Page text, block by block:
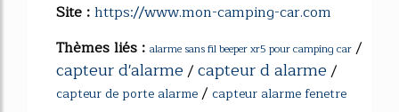
Site :https://www.mon-camping-car.com
Thèmes liés : alarme sans fil beeper xr5 pour camping car /
capteur d'alarme/capteur d alarme/
capteur de porte alarme/ capteur alarme fenetre